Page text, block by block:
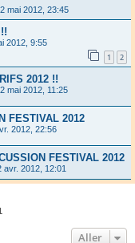
mai 2012, 23:45
2012, 9:55
1 2
2012 !!
mai 2012, 11:25
FESTIVAL 2012
2012, 22:56
FESTIVAL 2012
avr. 2012, 12:01
Aller